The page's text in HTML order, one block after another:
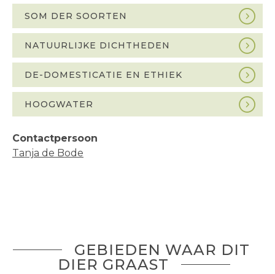
SOM DER SOORTEN
NATUURLIJKE DICHTHEDEN
DE-DOMESTICATIE EN ETHIEK
HOOGWATER
Contactpersoon
Tanja de Bode
GEBIEDEN WAAR DIT
DIER GRAAST